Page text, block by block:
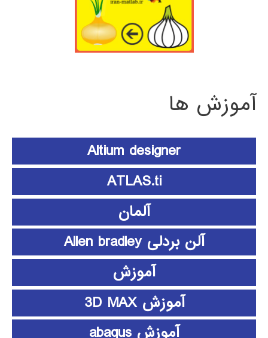
آموزش ها
Altium designer
ATLAS.ti
آلمان
آلن بردلی Allen bradley
آموزش
آموزش 3D MAX
آموزش abaqus